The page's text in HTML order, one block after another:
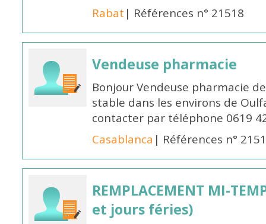
Rabat | Références n° 21518
Vendeuse pharmacie
Bonjour Vendeuse pharmacie
stable dans les environs de
contacter par téléphone 0619
Casablanca | Références n°
REMPLACEMENT MI-
et jours féries)